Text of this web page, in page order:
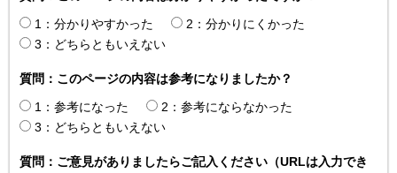
1：分かりやすかった
2：分かりにくかった
3：どちらともいえない
質問：このページの内容は参考になりましたか？
1：参考になった
2：参考にならなかった
3：どちらともいえない
質問：ご意見がありましたらご記入ください（URLは入力でき